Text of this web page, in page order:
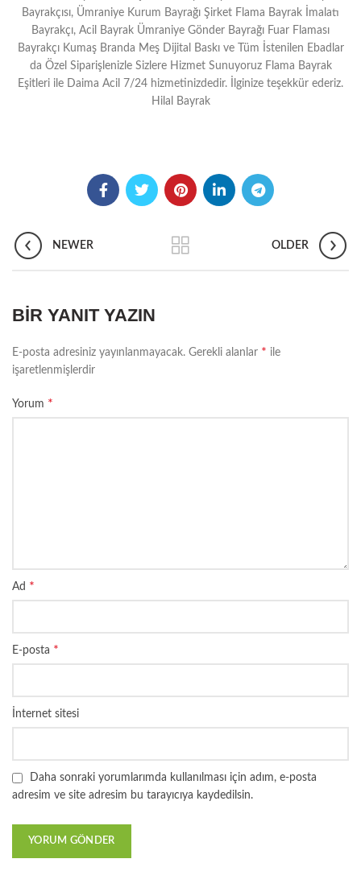
Bayrakçısı, Ümraniye Kurum Bayrağı Şirket Flama Bayrak İmalatı
Bayrakçı, Acil Bayrak Ümraniye Gönder Bayrağı Fuar Flaması
Bayrakçı Kumaş Branda Meş Dijital Baskı ve Tüm İstenilen Ebadlar
da Özel Siparişlenizle Sizlere Hizmet Sunuyoruz Flama Bayrak
Eşitleri ile Daima Acil 7/24 hizmetinizdedir. İlginize teşekkür ederiz.
Hilal Bayrak
NEWER OLDER
BIR YANIT YAZIN
E-posta adresiniz yayınlanmayacak. Gerekli alanlar * ile
işaretlenmişlerdir
Yorum *
Ad *
E-posta *
İnternet sitesi
Daha sonraki yorumlarımda kullanılması için adım, e-posta
adresim ve site adresim bu tarayıcıya kaydedilsin.